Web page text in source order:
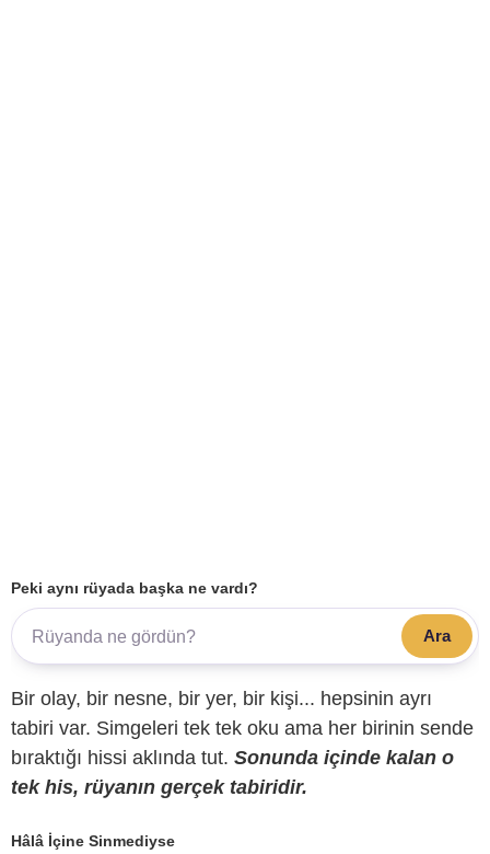
Peki aynı rüyada başka ne vardı?
Ara
Bir olay, bir nesne, bir yer, bir kişi... hepsinin ayrı
tabiri var. Simgeleri tek tek oku ama her birinin sende
bıraktığı hissi aklında tut. Sonunda içinde kalan o
tek his, rüyanın gerçek tabiridir.
Hâlâ İçine Sinmediyse